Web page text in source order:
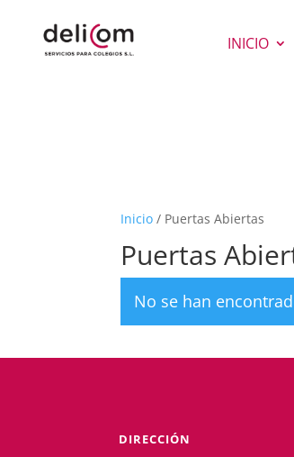
INICIO
Inicio / Puertas Abiertas
Puertas
No se han
DIRECCIÓN